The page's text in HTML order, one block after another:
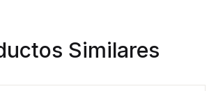
Similares